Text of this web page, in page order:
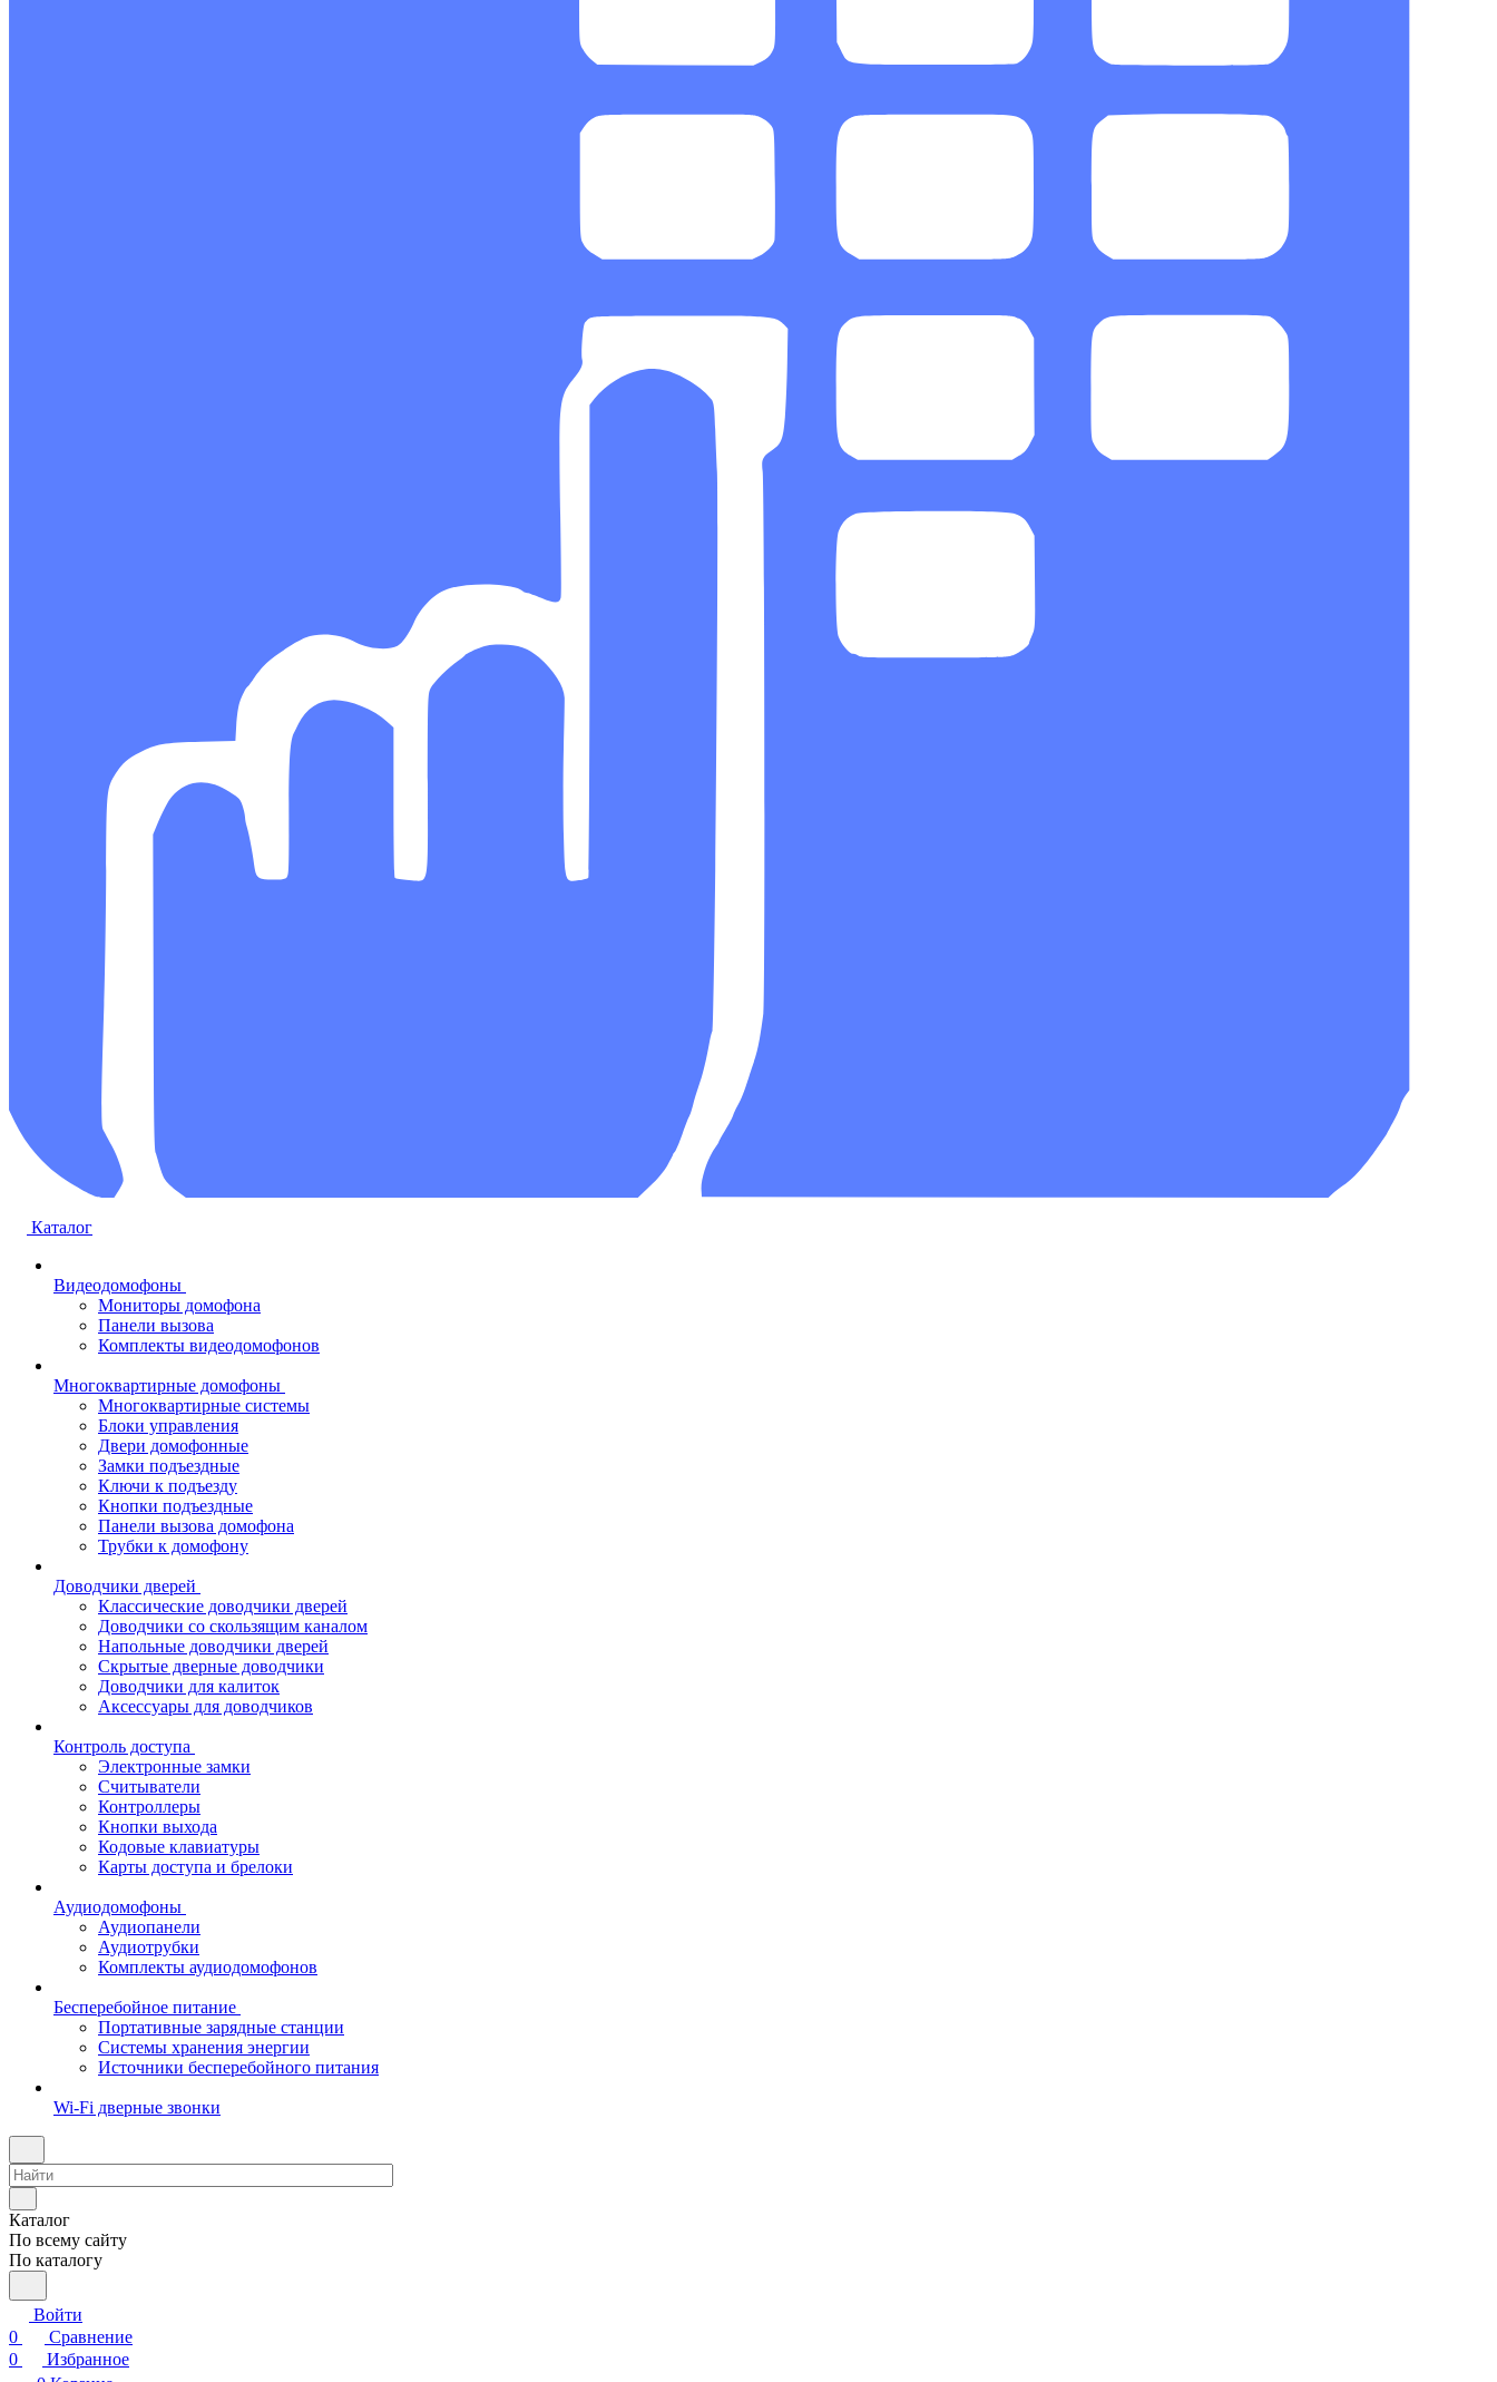
Каталог
Видеодомофоны
Мониторы домофона
Панели вызова
Комплекты видеодомофонов
Многоквартирные домофоны
Многоквартирные системы
Блоки управления
Двери домофонные
Замки подъездные
Ключи к подъезду
Кнопки подъездные
Панели вызова домофона
Трубки к домофону
Доводчики дверей
Классические доводчики дверей
Доводчики со скользящим каналом
Напольные доводчики дверей
Скрытые дверные доводчики
Доводчики для калиток
Аксессуары для доводчиков
Контроль доступа
Электронные замки
Считыватели
Контроллеры
Кнопки выхода
Кодовые клавиатуры
Карты доступа и брелоки
Аудиодомофоны
Аудиопанели
Аудиотрубки
Комплекты аудиодомофонов
Бесперебойное питание
Портативные зарядные станции
Системы хранения энергии
Источники бесперебойного питания
Wi-Fi дверные звонки
Каталог
По всему сайту
По каталогу
Войти
0
Сравнение
0
Избранное